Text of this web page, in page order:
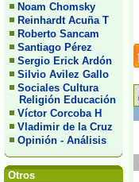
Noam Chomsky
Reinhardt Acuña T
Roberto Sancam
Santiago Pérez
Sergio Erick Ardón
Silvio Avilez Gallo
Sociales Cultura
Religión Educación
Víctor Corcoba H
Vladimir de la Cruz
Opinión - Análisis
Otros